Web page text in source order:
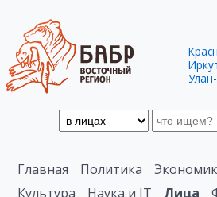
Главная Политика
Культура
Наука и IT Лица